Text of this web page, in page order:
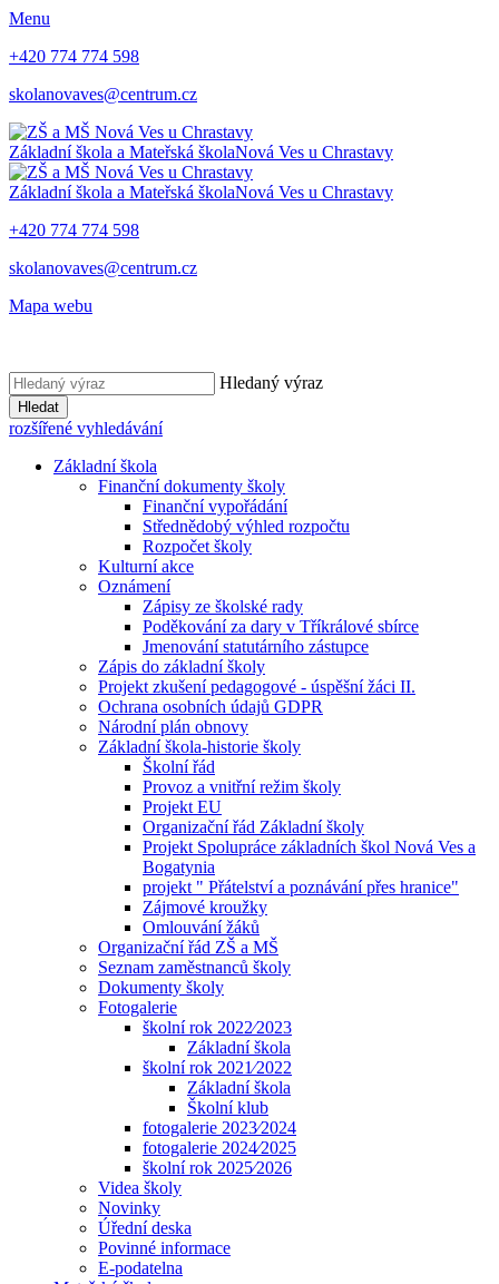
Menu
+420 774 774 598
skolanovaves@centrum.cz
Základní škola a Mateřská školaNová Ves u Chrastavy
Základní škola a Mateřská školaNová Ves u Chrastavy
+420 774 774 598
skolanovaves@centrum.cz
Mapa webu
Hledaný výraz
Hledat
rozšířené vyhledávání
Základní škola
Finanční dokumenty školy
Finanční vypořádání
Střednědobý výhled rozpočtu
Rozpočet školy
Kulturní akce
Oznámení
Zápisy ze školské rady
Poděkování za dary v Tříkrálové sbírce
Jmenování statutárního zástupce
Zápis do základní školy
Projekt zkušení pedagogové - úspěšní žáci II.
Ochrana osobních údajů GDPR
Národní plán obnovy
Základní škola-historie školy
Školní řád
Provoz a vnitřní režim školy
Projekt EU
Organizační řád Základní školy
Projekt Spolupráce základních škol Nová Ves a
Bogatynia
projekt " Přátelství a poznávání přes hranice"
Zájmové kroužky
Omlouvání žáků
Organizační řád ZŠ a MŠ
Seznam zaměstnanců školy
Dokumenty školy
Fotogalerie
školní rok 2022⁄2023
Základní škola
školní rok 2021⁄2022
Základní škola
Školní klub
fotogalerie 2023⁄2024
fotogalerie 2024⁄2025
školní rok 2025⁄2026
Videa školy
Novinky
Úřední deska
Povinné informace
E-podatelna